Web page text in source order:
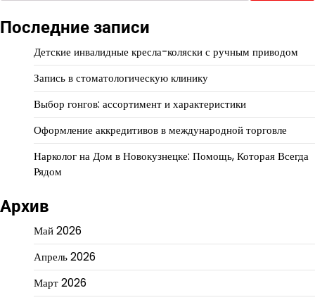
Последние записи
Детские инвалидные кресла-коляски с ручным приводом
Запись в стоматологическую клинику
Выбор гонгов: ассортимент и характеристики
Оформление аккредитивов в международной торговле
Нарколог на Дом в Новокузнецке: Помощь, Которая Всегда
Рядом
Архив
Май 2026
Апрель 2026
Март 2026